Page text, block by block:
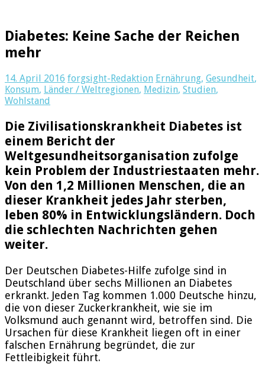
Diabetes: Keine Sache der Reichen
mehr
14. April 2016 forgsight-Redaktion Ernährung, Gesundheit,
Konsum, Länder / Weltregionen, Medizin, Studien,
Wohlstand
Die Zivilisationskrankheit Diabetes ist
einem Bericht der
Weltgesundheitsorganisation zufolge
kein Problem der Industriestaaten mehr.
Von den 1,2 Millionen Menschen, die an
dieser Krankheit jedes Jahr sterben,
leben 80% in Entwicklungsländern. Doch
die schlechten Nachrichten gehen
weiter.
Der Deutschen Diabetes-Hilfe zufolge sind in
Deutschland über sechs Millionen an Diabetes
erkrankt. Jeden Tag kommen 1.000 Deutsche hinzu,
die von dieser Zuckerkrankheit, wie sie im
Volksmund auch genannt wird, betroffen sind. Die
Ursachen für diese Krankheit liegen oft in einer
falschen Ernährung begründet, die zur
Fettleibigkeit führt.